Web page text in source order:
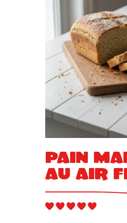
Pain
au air